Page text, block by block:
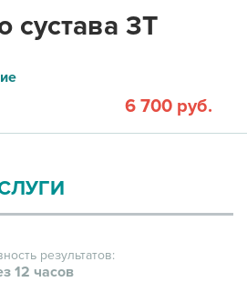
сустава 3Т
6 700 руб.
результатов:
12 часов